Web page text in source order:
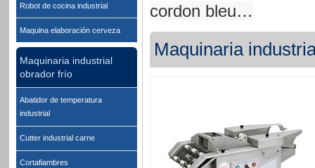
Robot de cocina industrial
Maquina elaboración cerveza
Maquinaria industrial
obrador frío
Abatidor de temperatura
industrial
Cutter industrial carne
Cortafiambres
cordon bleu…
Maquinaria